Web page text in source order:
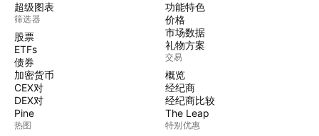
超级图表
筛选器
股票
ETFs
债券
加密货币
CEX对
DEX对
Pine
热图
功能特色
价格
市场数据
礼物方案
交易
概览
经纪商
经纪商比较
The Leap
特别优惠